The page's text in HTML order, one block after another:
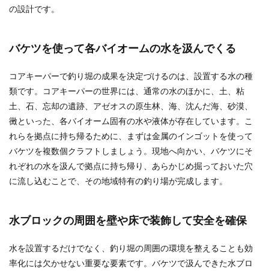
の設計です。
バケツを使って各バイオームの水を汲んでくる
コアキーパーで釣り堀の成果を決定づけるのは、設置する水の種
類です。コアキーパーの世界には、通常の水のほかに、土、粘
土、石、忘却の遺跡、アゼオスの原生林、海、沈んだ海、砂漠、
黴といった、各バイオーム固有の水や液体が存在しています。こ
れらを拠点に持ち帰るために、まずは金属のインゴットを使って
バケツを複数個クラフトしましょう。現地へ向かい、バケツにそ
れぞれの水を汲んで拠点に持ち帰り、あらかじめ掘っておいた穴
に流し込むことで、その地域特有の釣り場が完成します。
水ブロックの周囲を壁や床で装飾して安全を確保
水を設置するだけでなく、釣り堀の周囲の環境を整えることも効
率化には欠かせない重要な要素です。バケツで汲んできた水ブロ